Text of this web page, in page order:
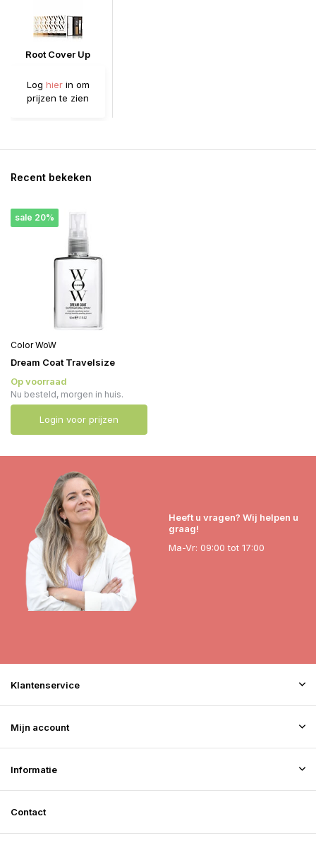
Root Cover Up
Log hierin om
prijzen te zien
Recent bekeken
sale 20%
Color WoW
Dream Coat Travelsize
Op voorraad
Nu besteld, morgen in huis.
Login voor prijzen
Heeft u vragen? Wij helpen u
graag!
Ma-Vr: 09:00 tot 17:00
Klantenservice
Mijn account
Informatie
Contact